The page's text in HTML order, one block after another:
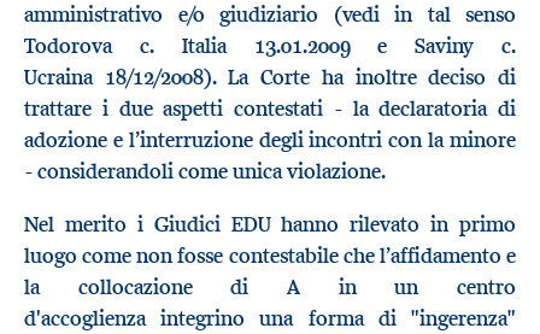
amministrativo e/o giudiziario (vedi in tal senso
Todorova c. Italia 13.01.2009 e Saviny c.
Ucraina 18/12/2008). La Corte ha inoltre deciso di
trattare i due aspetti contestati - la declaratoria di
adozione e l’interruzione degli incontri con la minore
- considerandoli come unica violazione.
Nel merito i Giudici EDU hanno rilevato in primo
luogo come non fosse contestabile che l’affidamento e
la collocazione di A in un centro
d'accoglienza integrino una forma di "ingerenza"